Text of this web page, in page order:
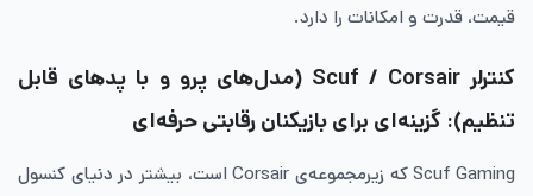
قیمت، قدرت و امکانات را دارد.
کنترلر Scuf / Corsair (مدل‌های پرو و با پدهای قابل
تنظیم): گزینه‌ای برای بازیکنان رقابتی حرفه‌ای
Scuf Gaming که زیرمجموعه‌ی Corsair است، بیشتر در دنیای کنسول